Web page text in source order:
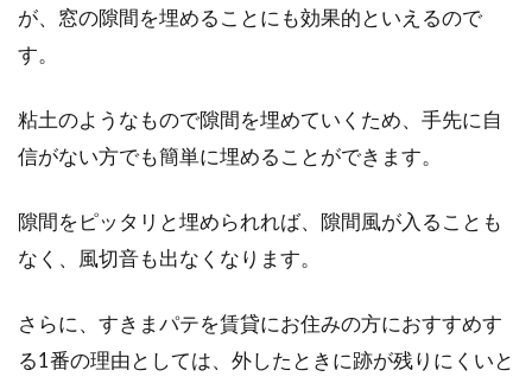
用とプロパン用で何が違う
対策はないだ...
小さな子供がいると、テーブルやテレビなどに
シールを貼られてしまうことがありますよね。
が、窓の隙間を埋めることにも効果的といえるので
す。
粘土のようなもので隙間を埋めていくため、手先に自
信がない方でも簡単に埋めることができます。
隙間をピッタリと埋められれば、隙間風が入ることも
なく、風切音も出なくなります。
さらに、すきまパテを賃貸にお住みの方におすすめす
る1番の理由としては、外したときに跡が残りにくいと